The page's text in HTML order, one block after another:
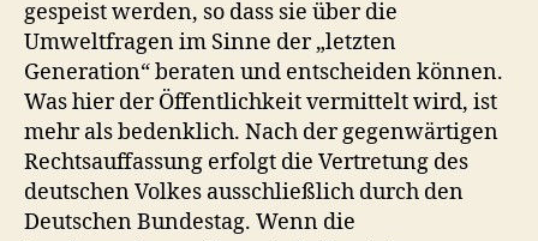
gespeist werden, so dass sie über die
Umweltfragen im Sinne der „letzten
Generation“ beraten und entscheiden können.
Was hier der Öffentlichkeit vermittelt wird, ist
mehr als bedenklich. Nach der gegenwärtigen
Rechtsauffassung erfolgt die Vertretung des
deutschen Volkes ausschließlich durch den
Deutschen Bundestag. Wenn die